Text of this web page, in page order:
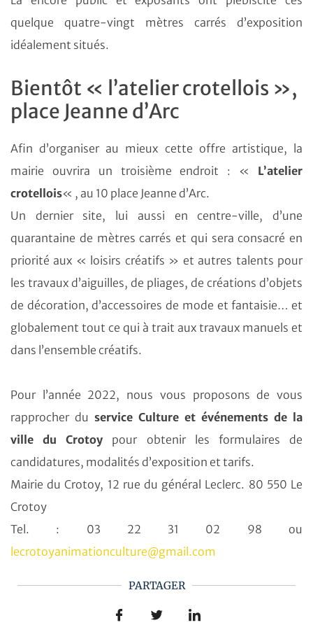
quelque quatre-vingt mètres carrés d’exposition
idéalement situés.
Bientôt « l’atelier crotellois »,
place Jeanne d’Arc
Afin d’organiser au mieux cette offre artistique, la
mairie ouvrira un troisième endroit : « L’atelier
crotellois« , au 10 place Jeanne d’Arc.
Un dernier site, lui aussi en centre-ville, d’une
quarantaine de mètres carrés et qui sera consacré en
priorité aux « loisirs créatifs » et autres talents pour
les travaux d’aiguilles, de pliages, de créations d’objets
de décoration, d’accessoires de mode et fantaisie… et
globalement tout ce qui à trait aux travaux manuels et
dans l’ensemble créatifs.
Pour l’année 2022, nous vous proposons de vous
rapprocher du service Culture et événements de la
ville du Crotoy pour obtenir les formulaires de
candidatures, modalités d’exposition et tarifs.
Mairie du Crotoy, 12 rue du général Leclerc. 80 550 Le
Crotoy
Tel. : 03 22 31 02 98 ou
lecrotoyanimationculture@gmail.com
PARTAGER